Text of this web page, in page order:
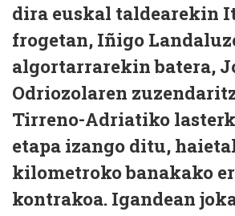
dira euskal taldearekin
frogetan, Iñigo
algortarrarekin batera,
Odriozolaren
Tirreno-Adriatiko
etapa izango ditu,
kilometroko banakako
kontrakoa. Igandean